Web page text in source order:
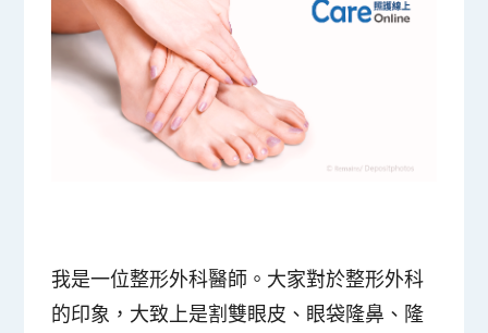
我是一位整形外科醫師。大家對於整形外科
的印象，大致上是割雙眼皮、眼袋隆鼻、隆